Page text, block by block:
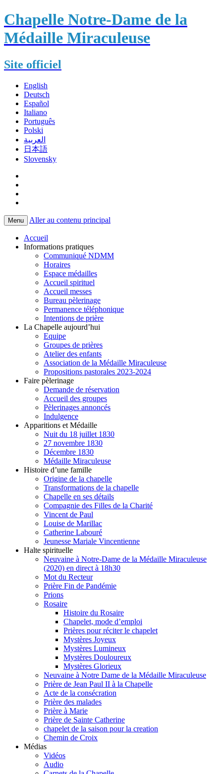
Chapelle Notre-Dame de la
Médaille Miraculeuse
Site officiel
English
Deutsch
Español
Italiano
Português
Polski
العربية
日本語
Slovensky
Menu Aller au contenu principal
Accueil
Informations pratiques
Communiqué NDMM
Horaires
Espace médailles
Accueil spirituel
Accueil messes
Bureau pèlerinage
Permanence téléphonique
Intentions de prière
La Chapelle aujourd’hui
Equipe
Groupes de prières
Atelier des enfants
Association de la Médaille Miraculeuse
Propositions pastorales 2023-2024
Faire pèlerinage
Demande de réservation
Accueil des groupes
Pèlerinages annoncés
Indulgence
Apparitions et Médaille
Nuit du 18 juillet 1830
27 novembre 1830
Décembre 1830
Médaille Miraculeuse
Histoire d’une famille
Origine de la chapelle
Transformations de la chapelle
Chapelle en ses détails
Compagnie des Filles de la Charité
Vincent de Paul
Louise de Marillac
Catherine Labouré
Jeunesse Mariale Vincentienne
Halte spirituelle
Neuvaine à Notre-Dame de la Médaille Miraculeuse
(2020) en direct à 18h30
Mot du Recteur
Prière Fin de Pandémie
Prions
Rosaire
Histoire du Rosaire
Chapelet, mode d’emploi
Prières pour réciter le chapelet
Mystères Joyeux
Mystères Lumineux
Mystères Douloureux
Mystères Glorieux
Neuvaine à Notre Dame de la Médaille Miraculeuse
Prière de Jean Paul II à la Chapelle
Acte de la consécration
Prière des malades
Prière à Marie
Prière de Sainte Catherine
chapelet de la saison pour la creation
Chemin de Croix
Médias
Vidéos
Audio